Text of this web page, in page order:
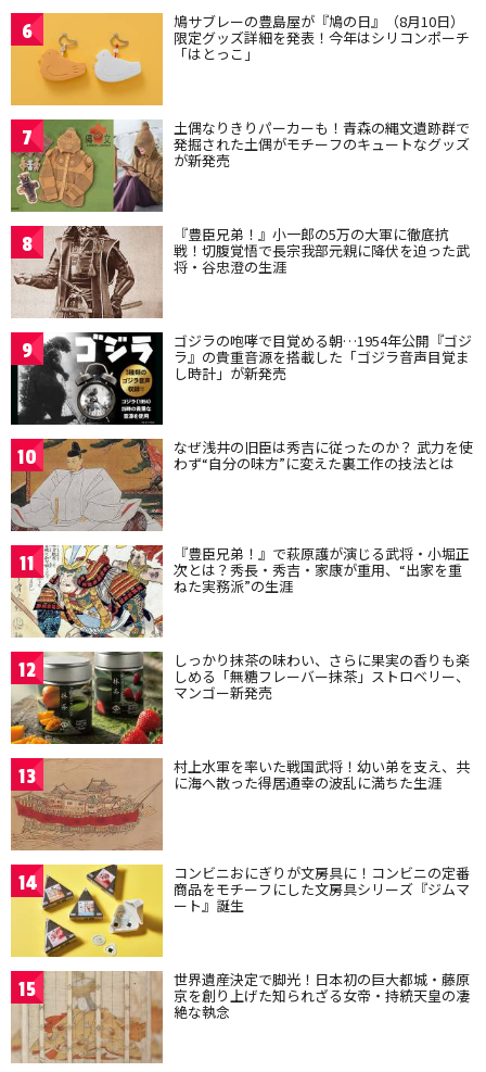
6 鳩サブレーの豊島屋が『鳩の日』（8月10日）
限定グッズ詳細を発表！今年はシリコンポーチ
「はとっこ」
7 土偶なりきりパーカーも！青森の縄文遺跡群で
発掘された土偶がモチーフのキュートなグッズ
が新発売
8 『豊臣兄弟！』小一郎の5万の大軍に徹底抗
戦！切腹覚悟で長宗我部元親に降伏を迫った武
将・谷忠澄の生涯
9 ゴジラの咆哮で目覚める朝…1954年公開『ゴジ
ラ』の貴重音源を搭載した「ゴジラ音声目覚ま
し時計」が新発売
10 なぜ浅井の旧臣は秀吉に従ったのか？ 武力を使
わず“自分の味方”に変えた裏工作の技法とは
11 『豊臣兄弟！』で萩原護が演じる武将・小堀正
次とは？秀長・秀吉・家康が重用、“出家を重
ねた実務派”の生涯
12 しっかり抹茶の味わい、さらに果実の香りも楽
しめる「無糖フレーバー抹茶」ストロベリー、
マンゴー新発売
13 村上水軍を率いた戦国武将！幼い弟を支え、共
に海へ散った得居通幸の波乱に満ちた生涯
14 コンビニおにぎりが文房具に！コンビニの定番
商品をモチーフにした文房具シリーズ『ジムマ
ート』誕生
15 世界遺産決定で脚光！日本初の巨大都城・藤原
京を創り上げた知られざる女帝・持統天皇の凄
絶な執念